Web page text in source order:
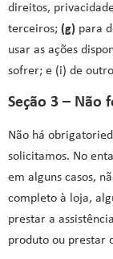
direitos,
terceiros; (g) para
usar as ações
sofrer; e (i) de
Seção 3 – Não
Não há
solicitamos. No
em alguns casos,
completo à loja,
prestar a
produto ou prestar